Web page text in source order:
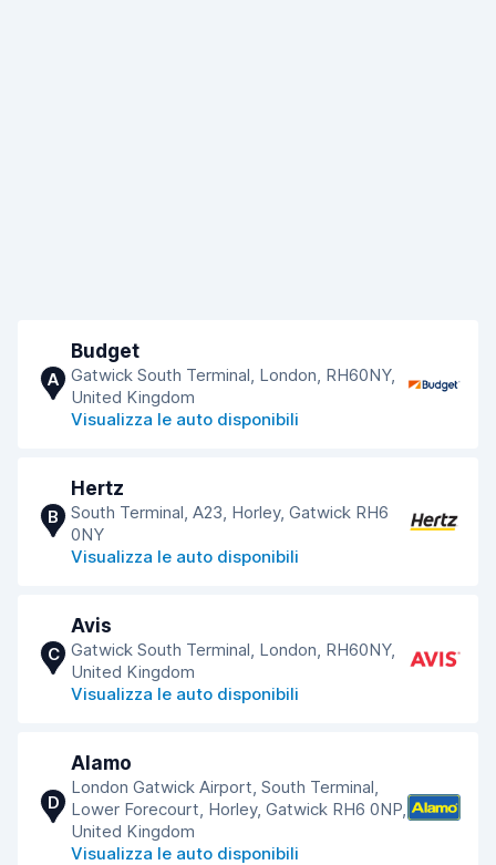
A
Budget
Gatwick South Terminal, London, RH60NY,
United Kingdom
Visualizza le auto disponibili
B
Hertz
South Terminal, A23, Horley, Gatwick RH6
0NY
Visualizza le auto disponibili
C
Avis
Gatwick South Terminal, London, RH60NY,
United Kingdom
Visualizza le auto disponibili
D
Alamo
London Gatwick Airport, South Terminal,
Lower Forecourt, Horley, Gatwick RH6 0NP,
United Kingdom
Visualizza le auto disponibili